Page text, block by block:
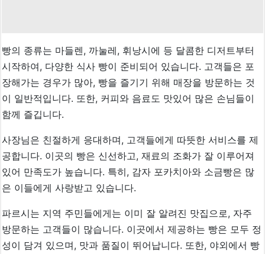
빵의 종류는 마들렌, 까눌레, 휘낭시에 등 달콤한 디저트부터
시작하여, 다양한 식사 빵이 준비되어 있습니다. 고객들은 포
장해가는 경우가 많아, 빵을 즐기기 위해 매장을 방문하는 것
이 일반적입니다. 또한, 커피와 음료도 맛있어 많은 손님들이
함께 즐깁니다.
사장님은 친절하게 응대하며, 고객들에게 따뜻한 서비스를 제
공합니다. 이곳의 빵은 신선하고, 재료의 조화가 잘 이루어져
있어 만족도가 높습니다. 특히, 감자 포카치아와 소금빵은 많
은 이들에게 사랑받고 있습니다.
파르시는 지역 주민들에게는 이미 잘 알려진 맛집으로, 자주
방문하는 고객들이 많습니다. 이곳에서 제공하는 빵은 모두 정
성이 담겨 있으며, 맛과 품질이 뛰어납니다. 또한, 야외에서 빵